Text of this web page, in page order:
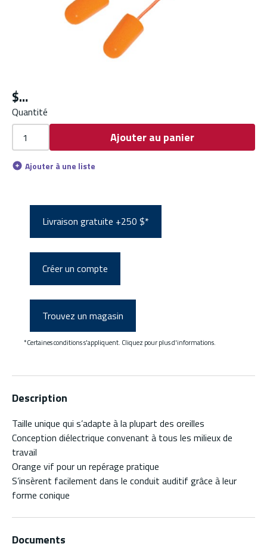
$
Quantité
Ajouter au panier
Ajouter à une liste
Livraison gratuite +250 $*
Créer un compte
Trouvez un magasin
*Certaines conditions s'appliquent. Cliquez pour plus d'informations.
Description
Taille unique qui s’adapte à la plupart des oreilles
Conception diélectrique convenant à tous les milieux de
travail
Orange vif pour un repérage pratique
S’insèrent facilement dans le conduit auditif grâce à leur
forme conique
Documents